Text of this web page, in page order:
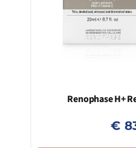
Renophase H+
€